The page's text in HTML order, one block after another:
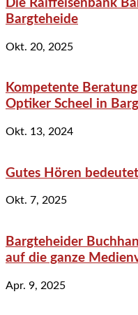
Die Raiffeisenbank
Bargteheide
Okt. 20, 2025
Kompetente
Optiker Scheel in
Okt. 13, 2024
Gutes Hören
Okt. 7, 2025
Bargteheider
auf die ganze
Apr. 9, 2025